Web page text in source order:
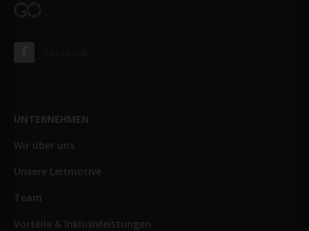
UNTERNEHMEN
Wir über uns
Unsere Leitmotive
Team
Vorteile & Inklusivleistungen